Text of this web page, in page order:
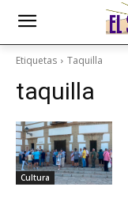
Etiquetas Taquilla
taquilla
Cultura